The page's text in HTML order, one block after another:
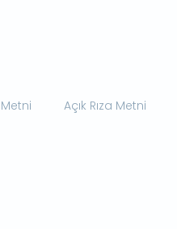
Açık Rıza Metni